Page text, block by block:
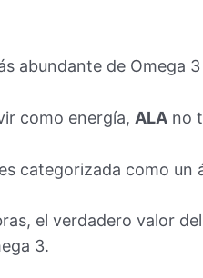
abundante de Omega
como energía, ALA no
categorizada como
el verdadero valor
3.